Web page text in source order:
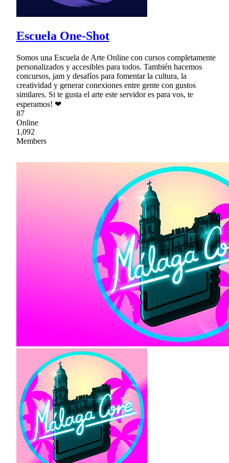
Escuela One-Shot
Somos una Escuela de Arte Online con cursos completamente
personalizados y accesibles para todos. También hacemos
concursos, jam y desafíos para fomentar la cultura, la
creatividad y generar conexiones entre gente con gustos
similares. Si te gusta el arte este servidor es para vos, te
esperamos! ❤
87
Online
1,092
Members